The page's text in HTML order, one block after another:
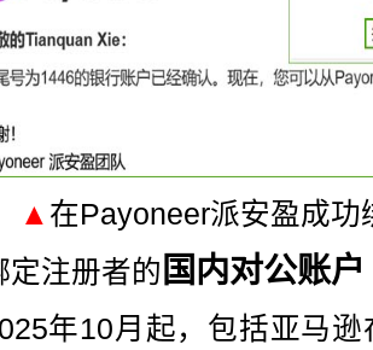
▲ 在Payoneer派安盈成功
注册者的 国内对公账户
年10月起，包括亚马逊